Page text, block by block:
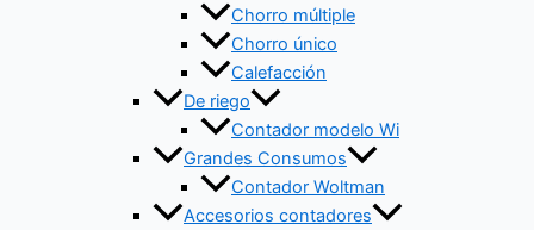
Chorro múltiple
Chorro único
Calefacción
De riego
Contador modelo Wi
Grandes Consumos
Contador Woltman
Accesorios contadores